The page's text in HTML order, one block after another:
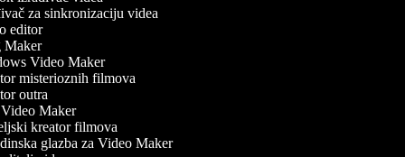
za sinkronizaciju videa
editor
Video Maker
misterioznih filmova
outra
Maker
kreator filmova
glazba za Video Maker